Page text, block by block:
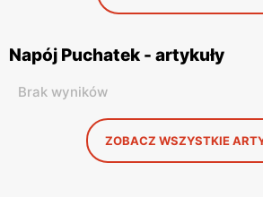
Napój Puchatek - artykuły
Brak wyników
ZOBACZ WSZYSTKIE